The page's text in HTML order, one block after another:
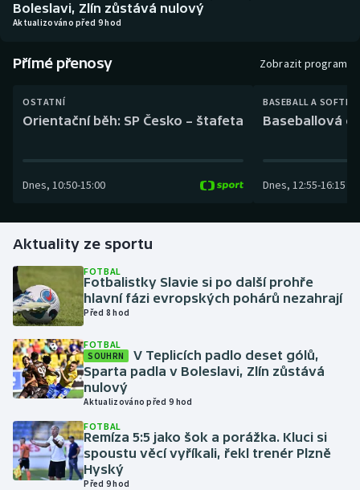
Boby a skeleton
Box
Curling
Golf
Gymnastika
Házená
Jezdectví
Judo
Krasobruslení
Lezení
AZ kvíz
Boleslavi, Zlín zůstává nulový
Aktualizováno před 9 hod
Přímé přenosy Zobrazit program
OSTATNÍ
Orientační běh: SP Česko – štafeta
Dnes, 10:50-15:00
BASEBALL A
Baseballová
Dnes, 12:55-16:15
Aktuality ze sportu
FOTBAL
Fotbalistky Slavie si po další prohře
hlavní fázi evropských pohárů nezahrají
Před 8 hod
FOTBAL
SOUHRN
V Teplicích padlo deset gólů,
Sparta padla v Boleslavi, Zlín zůstává
nulový
Aktualizováno před 9 hod
FOTBAL
Remíza 5:5 jako šok a porážka. Kluci si
spoustu věcí vyříkali, řekl trenér Plzně
Hyský
Před 9 hod